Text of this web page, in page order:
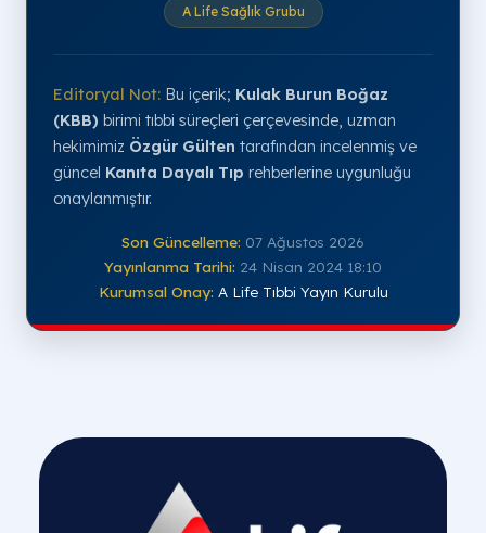
A Life Sağlık Grubu
Editoryal Not: Bu içerik; Kulak Burun Boğaz
(KBB) birimi tıbbi süreçleri çerçevesinde, uzman
hekimimiz Özgür Gülten tarafından incelenmiş ve
güncel Kanıta Dayalı Tıp rehberlerine uygunluğu
onaylanmıştır.
Son Güncelleme: 07 Ağustos 2026
Yayınlanma Tarihi: 24 Nisan 2024 18:10
Kurumsal Onay: A Life Tıbbi Yayın Kurulu